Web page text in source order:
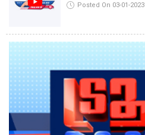
Posted On 03-01-2023